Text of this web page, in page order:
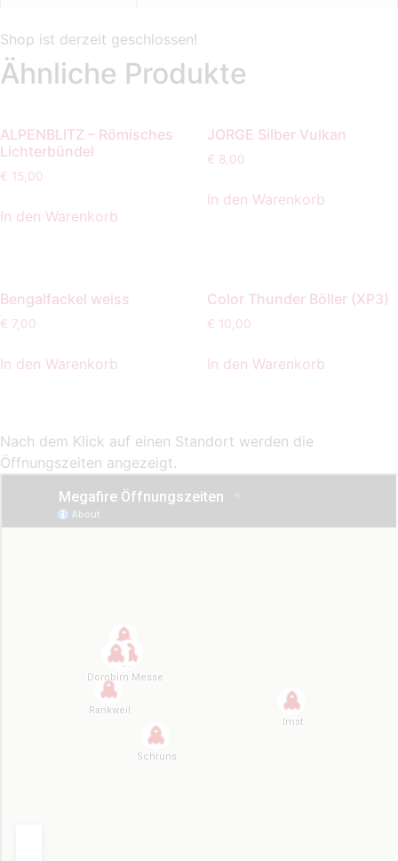
Ähnliche Produkte
ALPENBLITZ – Römisches
Lichterbündel
€ 15,00
In den Warenkorb
JORGE Silber Vulkan
€ 8,00
In den Warenkorb
Bengalfackel weiss
€ 7,00
In den Warenkorb
Color Thunder Böller (XP3)
€ 10,00
In den Warenkorb
Nach dem Klick auf einen Standort werden die
Öffnungszeiten angezeigt.